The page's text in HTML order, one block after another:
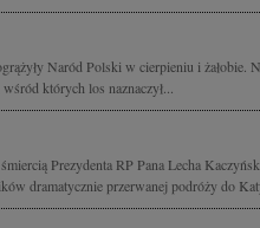
Naród Polski w cierpieniu i żałobie.
których los naznaczył...
Prezydenta RP Pana Lecha
dramatycznie przerwanej podróży do